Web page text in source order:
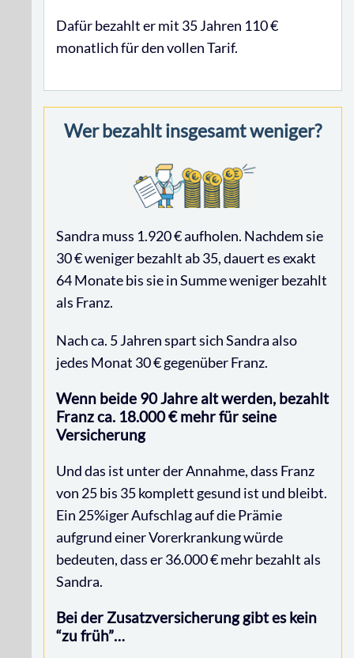
Dafür bezahlt er mit 35 Jahren 110 €
monatlich für den vollen Tarif.
Wer bezahlt insgesamt weniger?
Sandra muss 1.920 € aufholen. Nachdem sie
30 € weniger bezahlt ab 35, dauert es exakt
64 Monate bis sie in Summe weniger bezahlt
als Franz.
Nach ca. 5 Jahren spart sich Sandra also
jedes Monat 30 € gegenüber Franz.
Wenn beide 90 Jahre alt werden, bezahlt
Franz ca. 18.000 € mehr für seine
Versicherung
Und das ist unter der Annahme, dass Franz
von 25 bis 35 komplett gesund ist und bleibt.
Ein 25%iger Aufschlag auf die Prämie
aufgrund einer Vorerkrankung würde
bedeuten, dass er 36.000 € mehr bezahlt als
Sandra.
Bei der Zusatzversicherung gibt es kein
“zu früh”…